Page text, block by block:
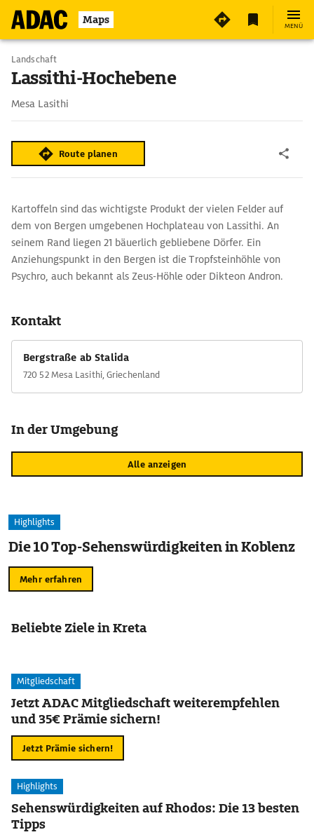
Maps MENÜ
Landschaft
Lassithi-Hochebene
Mesa Lasithi
Route planen
Kartoffeln sind das wichtigste Produkt der vielen Felder auf
dem von Bergen umgebenen Hochplateau von Lassithi. An
seinem Rand liegen 21 bäuerlich gebliebene Dörfer. Ein
Anziehungspunkt in den Bergen ist die Tropfsteinhöhle von
Psychro, auch bekannt als Zeus-Höhle oder Dikteon Andron.
Georgios kann man übernachten und das Tal in Ruhe genießen.
Kontakt
Bergstraße ab Stalida
720 52 Mesa Lasithi, Griechenland
In der Umgebung
Alle anzeigen
Highlights
Die 10 Top-Sehenswürdigkeiten in Koblenz
Mehr erfahren
Beliebte Ziele in Kreta
Mitgliedschaft
Jetzt ADAC Mitgliedschaft weiterempfehlen
und 35€ Prämie sichern!
Jetzt Prämie sichern!
Highlights
Sehenswürdigkeiten auf Rhodos: Die 13 besten
Tipps